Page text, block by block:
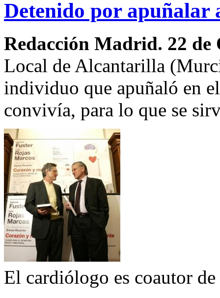
Detenido por apuñalar
Redacción Madrid. 22
Local de Alcantarilla
individuo que apuñaló en
convivía, para lo que se
El cardiólogo es coautor